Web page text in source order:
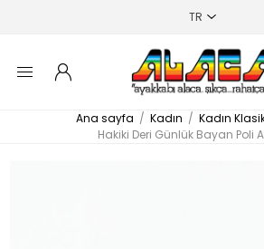
Ana sayfa / Kadın / Kadın
Hakiki Deri Günlük Bayan Poli